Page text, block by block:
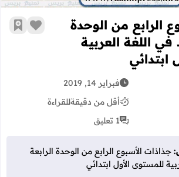
الرابع من الوحدة
في اللغة العربية
ابتدائي
زر أضف
فبراير 14, 2019
أقل من دقيقةللقراءة
1 تعليق
جذاذات الأسبوع الرابع من الوحدة الرابعة
للمستوى الأول ابتدائي